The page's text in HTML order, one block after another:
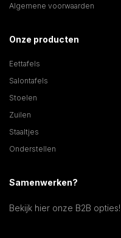
Algemene voorwaarden
Onze producten
Eettafels
Salontafels
Stoelen
Zuilen
Staaltjes
Onderstellen
Samenwerken?
Bekijk hier onze B2B opties!